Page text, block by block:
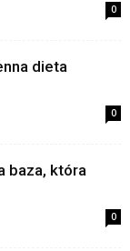
0
dieta
0
baza, która
0